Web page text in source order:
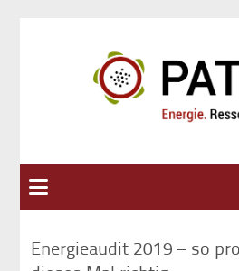
Energieaudit 2019 – so